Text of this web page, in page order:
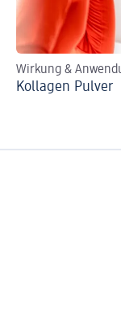
Wirkung &
Kollagen Pulver